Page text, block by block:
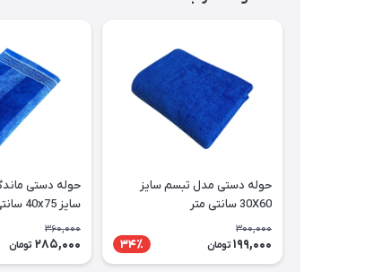
حوله دستی مدل تبسم سایز
30X60 سانتی متر
300,000
199,000 تومان 34٪
سایز 40x75 سانتی متر
360,000
285,000 تومان